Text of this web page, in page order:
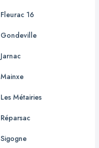
Fleurac 16
Gondeville
Jarnac
Mainxe
Les Métairies
Réparsac
Sigogne